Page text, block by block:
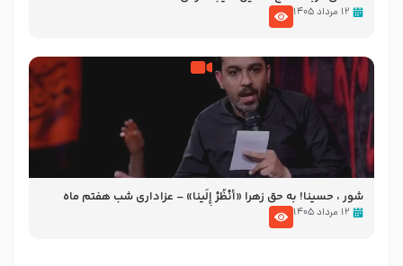
۱۲ مرداد ۱۴۰۵
شور ، حسینا! به‌ حق زهرا «أُنْظُرْ إِلَینا» – عزاداری شب هفتم ماه
محرّم 1405
۱۲ مرداد ۱۴۰۵